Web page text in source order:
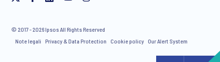
© 2017 - 2026 Ipsos All Rights Reserved
Note legali
Privacy & Data Protection Cookie policy Our Alert System